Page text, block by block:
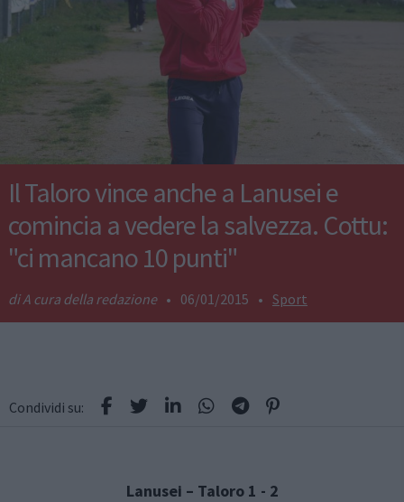
Il Taloro vince anche a Lanusei e
comincia a vedere la salvezza. Cottu:
"ci mancano 10 punti"
A cura della redazione • 06/01/2015 • Sport
Condividi su:
Lanusei – Taloro 1 - 2